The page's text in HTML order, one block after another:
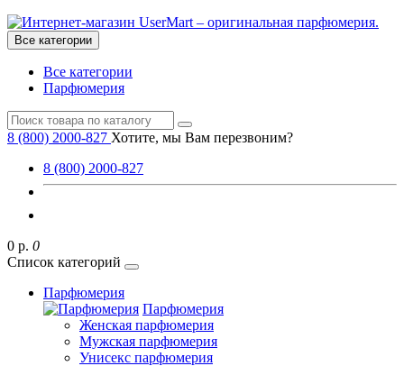
Все категории
Все категории
Парфюмерия
8 (800) 2000-827 Хотите, мы Вам перезвоним?
8 (800) 2000-827
0 р. 0
Список категорий
Парфюмерия
Парфюмерия
Женская парфюмерия
Мужская парфюмерия
Унисекс парфюмерия